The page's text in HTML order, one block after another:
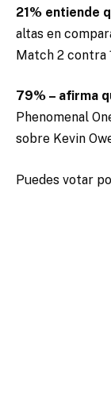
21% entiende
altas en
Match 2 contra
79% – afirma
Phenomenal
sobre Kevin
Puedes votar